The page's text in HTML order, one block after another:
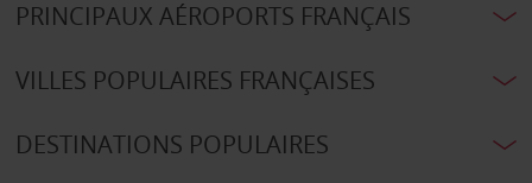
PRINCIPAUX AÉROPORTS FRANÇAIS
VILLES POPULAIRES FRANÇAISES
DESTINATIONS POPULAIRES